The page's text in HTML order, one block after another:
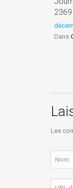
2369
Dans
Les